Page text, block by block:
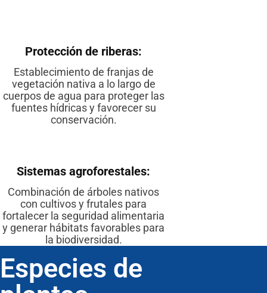
Protección de riberas:
Establecimiento de franjas de
vegetación nativa a lo largo de
cuerpos de agua para proteger las
fuentes hídricas y favorecer su
conservación.
Sistemas agroforestales:
Combinación de árboles nativos
con cultivos y frutales para
fortalecer la seguridad alimentaria
y generar hábitats favorables para
la biodiversidad.
Especies de